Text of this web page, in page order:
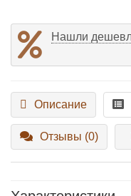
Нашли
Описание
Отзывы (0)